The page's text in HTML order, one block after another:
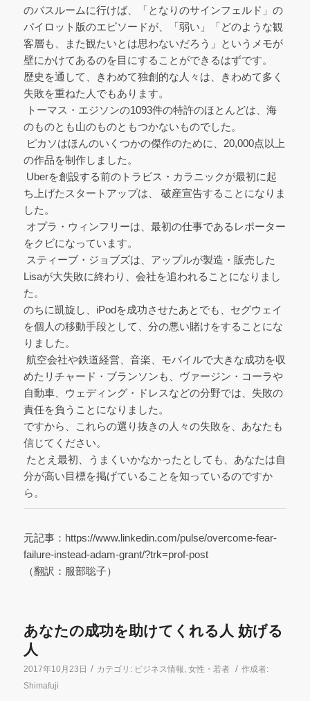
のバスルームに行けば、「となりのサインフェルド」の
パイロット版のエピソードが、「弱い」「どのような観
客層も、また観たいとは思わないだろう」というメモが
壁にかけてあるのを目にすることができるはずです。
歴史を通して、きわめて独創的な人々は、きわめて多く
失敗を重ねた人でもあります。
トーマス・エジソンの1093件の特許のほとんどは、海
のものとも山のものともつかないものでした。
ピカソはほんのいくつかの傑作のために、20,000点以上
の作品を制作しました。
Uberを創設する前のトラビス・カラニックが最初に起
ち上げたスタートアップは、 破産宣告することになりま
した。
オプラ・ウィンフリーは、最初の仕事であるレポーター
をクビになっています。
スティーブ・ジョブズは、アップルが製造・販売した
Lisaが大失敗に終わり、会社を追われることになりまし
た。
のちに凱旋し、iPodを成功させたあとでも、セグウェイ
を個人の移動手段として、分の悪い賭けをすることにな
りました。
航空会社や鉄道経営、音楽、モバイルで大きな成功を収
めたリチャード・ブランソンも、ヴァージン・コーラや
自動車、ウェディング・ドレスなどの分野では、失敗の
責任を負うことになりました。
ですから、これらの選り抜きの人々の失敗を、あなたも
信じてください。
たとえ最初、うまくいかなかったとしても、あなたは自
分が高い目標を掲げていることを知っているのですか
ら。
元記事：https://www.linkedin.com/pulse/overcome-fear-
failure-instead-adam-grant/?trk=prof-post
（翻訳：服部聡子）
あなたの成功を助けてくれる人 妨げる
人
2017年10月23日 / カテゴリ: ビジネス情報 女性・若者 / 作成者:
Shimafuji